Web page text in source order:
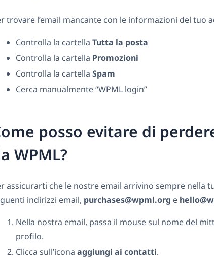
trovare l’email mancante con le informazioni del tuo
Controlla la cartella Tutta la posta
Controlla la cartella Promozioni
Controlla la cartella Spam
Cerca manualmente “WPML login”
posso evitare di
WPML?
assicurarti che le nostre email arrivino sempre nella
indirizzi email, purchases@wpml.org e
Nella nostra email, passa il mouse sul nome del
profilo.
Clicca sull’icona aggiungi ai contatti.